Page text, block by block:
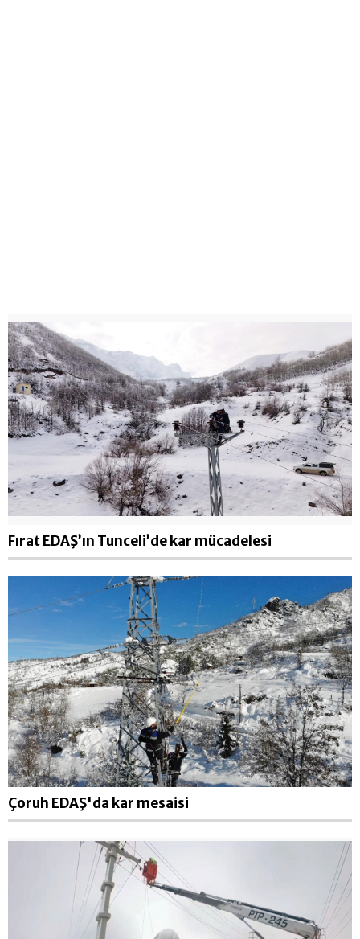
Fırat EDAŞ’ın Tunceli’de kar mücadelesi
Çoruh EDAŞ'da kar mesaisi